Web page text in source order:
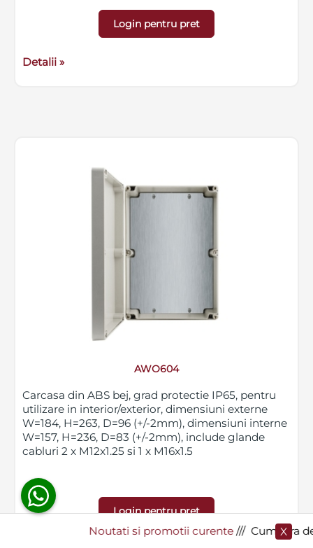
Noutati si promotii curente​/// Cumpara de la
X
Login pentru pret
Detalii »
AWO604
Carcasa din ABS bej, grad protectie IP65, pentru
utilizare in interior/exterior, dimensiuni externe
W=184, H=263, D=96 (+/-2mm), dimensiuni interne
W=157, H=236, D=83 (+/-2mm), include glande
cabluri 2 x M12x1.25 si 1 x M16x1.5
Login pentru pret